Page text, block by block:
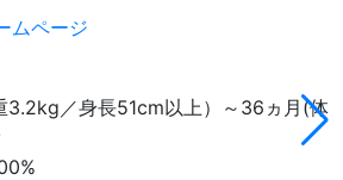
ページ
3.2kg／身長51cm以上）～36ヵ月(体